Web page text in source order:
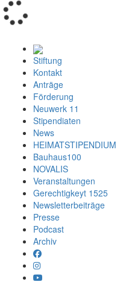
Stiftung
Kontakt
Anträge
Förderung
Neuwerk 11
Stipendiaten
News
HEIMATSTIPENDIUM
Bauhaus100
NOVALIS
Veranstaltungen
Gerechtigkeyt 1525
Newsletterbeiträge
Presse
Podcast
Archiv